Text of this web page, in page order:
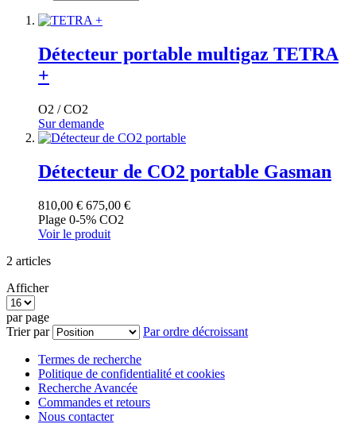
Détecteur portable multigaz TETRA
+
O2 / CO2
Sur demande
Détecteur de CO2 portable Gasman
810,00 € 675,00 €
Plage 0-5% CO2
Voir le produit
2 articles
Afficher
par page
Trier par
Par ordre décroissant
Termes de recherche
Politique de confidentialité et cookies
Recherche Avancée
Commandes et retours
Nous contacter